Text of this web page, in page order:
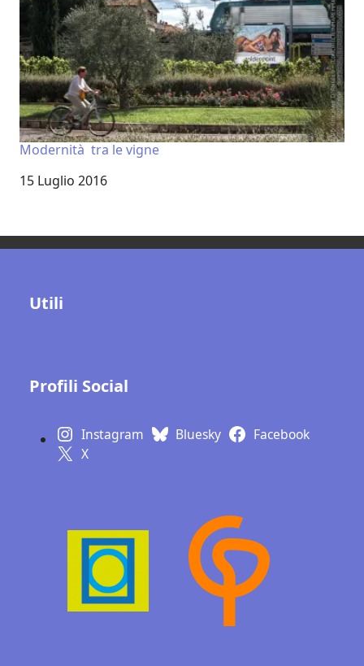
Modernità tra le vigne
Data
15 Luglio 2016
Utili
Profili Social
Instagram Bluesky
Facebook
X